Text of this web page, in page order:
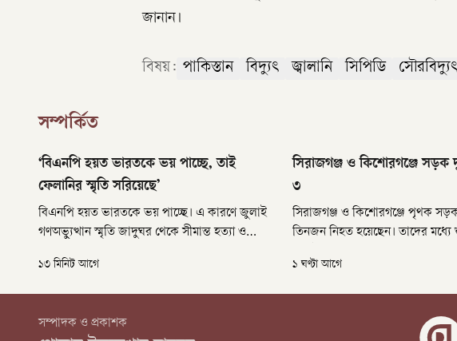
জানান।
বিষয়: পাকিস্তান বিদ্যুৎ জ্বালানি সিপিডি সৌরবিদ্যুৎ
সম্পর্কিত
‘বিএনপি হয়ত ভারতকে ভয় পাচ্ছে, তাই
ফেলানির স্মৃতি সরিয়েছে’
বিএনপি হয়ত ভারতকে ভয় পাচ্ছে। এ কারণে জুলাই
গণঅভ্যুত্থান স্মৃতি জাদুঘর থেকে সীমান্ত হত্যা ও
করেছেন এনসিপি আহ্বায়ক নাহিদ ইসলাম। শনিবার
করেন।
১৩ মিনিট আগে
সিরাজগঞ্জ ও কিশোরগঞ্জে সড়ক
৩
সিরাজগঞ্জ ও কিশোরগঞ্জে পৃথক সড়ক
তিনজন নিহত হয়েছেন। তাদের মধ্যে
সংঘর্ষে দুজন এবং শনিবার ভোরে
১ ঘণ্টা আগে
সম্পাদক ও প্রকাশক